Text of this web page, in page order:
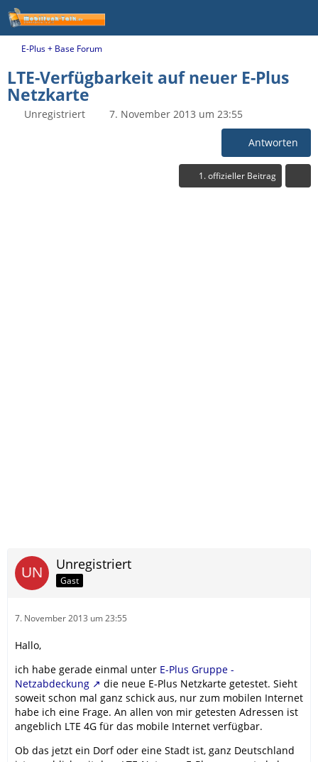
E-Plus + Base Forum
LTE-Verfügbarkeit auf neuer E-Plus
Netzkarte
Unregistriert 7. November 2013 um 23:55
Antworten
1. offizieller Beitrag
Unregistriert
Gast
7. November 2013 um 23:55
Hallo,
ich habe gerade einmal unter E-Plus Gruppe -
Netzabdeckung
die neue E-Plus Netzkarte getestet. Sieht
soweit schon mal ganz schick aus, nur zum mobilen Internet
habe ich eine Frage. An allen von mir getesten Adressen ist
angeblich LTE 4G für das mobile Internet verfügbar.
Ob das jetzt ein Dorf oder eine Stadt ist, ganz Deutschland